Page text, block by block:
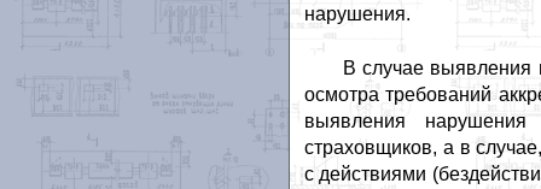
нарушения.
В случае выявления
осмотра требований
выявления нарушения
страховщиков, а в
с действиями